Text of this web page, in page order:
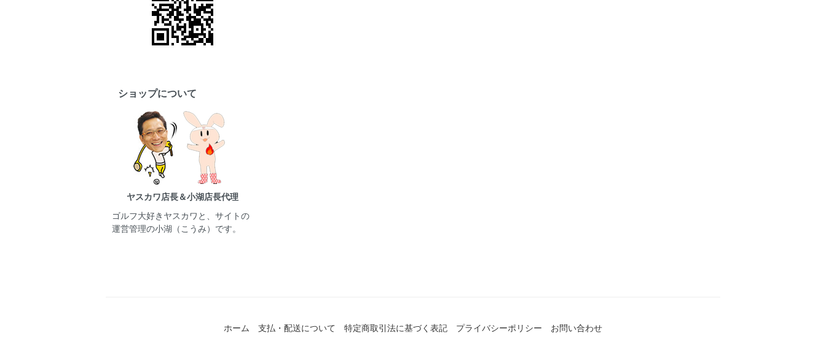
ショップについて
ヤスカワ店長＆小湖店長代理
ゴルフ大好きヤスカワと、サイトの
運営管理の小湖（こうみ）です。
ホーム 支払・配送について 特定商取引法に基づく表記 プライバシーポリシー
お問い合わせ